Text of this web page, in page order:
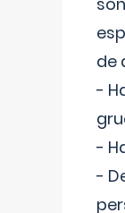
de
-
-
-